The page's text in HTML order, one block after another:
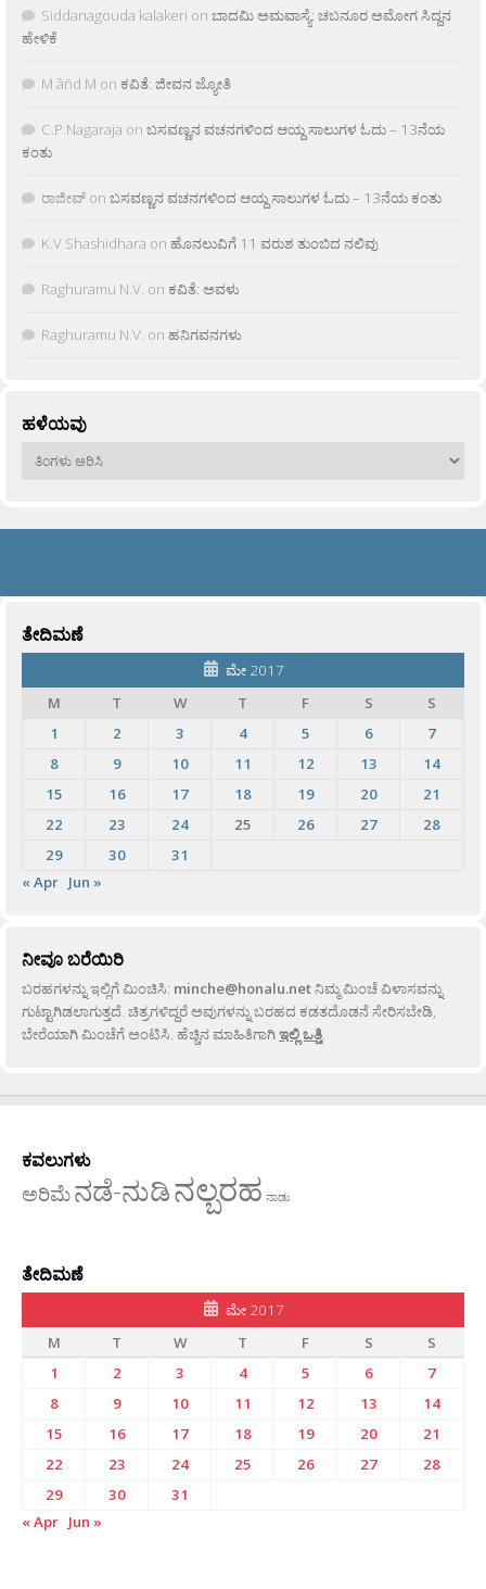
Siddanagouda kalakeri on ಬಾದಮಿ ಅಮವಾಸ್ಯೆ: ಚಬನೂರ ಅಮೋಗ ಸಿದ್ದನ
ಹೇಳಿಕೆ
M âñd M on ಕವಿತೆ: ಜೀವನ ಜ್ಯೋತಿ
C.P.Nagaraja on ಬಸವಣ್ಣನ ವಚನಗಳಿಂದ ಆಯ್ದ ಸಾಲುಗಳ ಓದು – 13ನೆಯ
ಕಂತು
ರಾಜೀವ್ on ಬಸವಣ್ಣನ ವಚನಗಳಿಂದ ಆಯ್ದ ಸಾಲುಗಳ ಓದು – 13ನೆಯ ಕಂತು
K.V Shashidhara on ಹೊನಲುವಿಗೆ 11 ವರುಶ ತುಂಬಿದ ನಲಿವು
Raghuramu N.V. on ಕವಿತೆ: ಅವಳು
Raghuramu N.V. on ಹನಿಗವನಗಳು
ಹಳೆಯವು
ಹಳೆಯವು
ತೇದಿಮಣೆ
ಮೇ 2017
M
T W T F S
S
1
2 3 4 5 6
7
8
9 10 11 12 13
14
15
16 17 18 19 20
21
22
23 24 25 26 27
28
29
30
31
« Apr Jun »
ನೀವೂ ಬರೆಯಿರಿ
ಬರಹಗಳನ್ನು ಇಲ್ಲಿಗೆ ಮಿಂಚಿಸಿ: minche@honalu.netನಿಮ್ಮ ಮಿಂಚೆ ವಿಳಾಸವನ್ನು
ಗುಟ್ಟಾಗಿಡಲಾಗುತ್ತದೆ. ಚಿತ್ರಗಳಿದ್ದರೆ ಅವುಗಳನ್ನು ಬರಹದ ಕಡತದೊಡನೆ ಸೇರಿಸಬೇಡಿ,
ಬೇರೆಯಾಗಿ ಮಿಂಚೆಗೆ ಅಂಟಿಸಿ. ಹೆಚ್ಚಿನ ಮಾಹಿತಿಗಾಗಿಇಲ್ಲಿ ಒತ್ತಿ.
ಕವಲುಗಳು
ಅರಿಮೆನಡೆ-ನುಡಿನಲ್ಬರಹ ನಾಡು
ತೇದಿಮಣೆ
ಮೇ 2017
M
T W T F S
S
1
2 3 4 5 6
7
8
9 10 11 12 13
14
15
16 17 18 19 20
21
22
23 24 25 26 27
28
29
30
31
« Apr Jun »